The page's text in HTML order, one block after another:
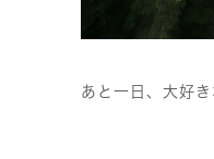
あと一日、大好き